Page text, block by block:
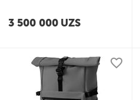
3 500 000 UZS